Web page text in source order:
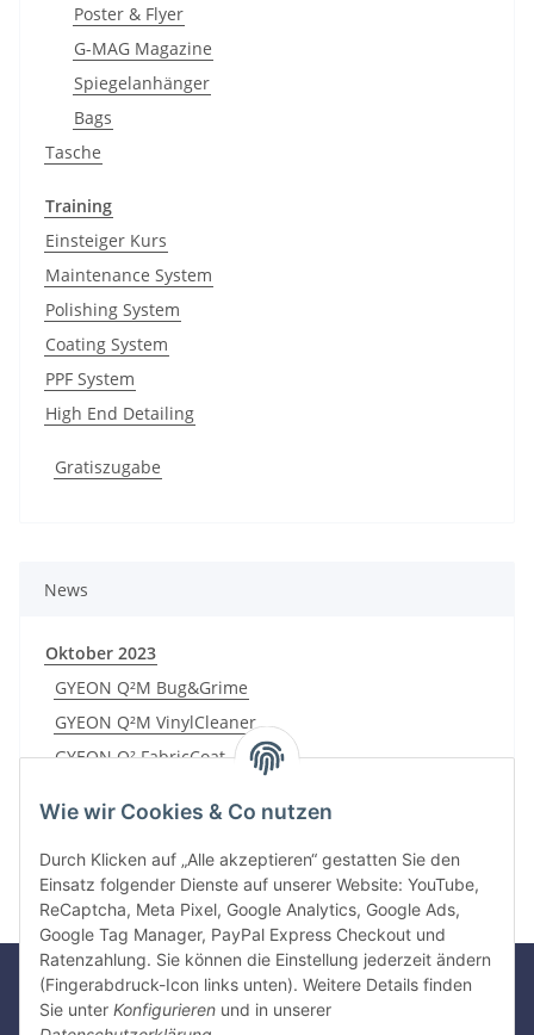
Wie wir Cookies & Co nutzen
Durch Klicken auf „Alle akzeptieren“ gestatten Sie den
Einsatz folgender Dienste auf unserer Website: YouTube,
ReCaptcha, Meta Pixel, Google Analytics, Google Ads,
Google Tag Manager, PayPal Express Checkout und
Ratenzahlung. Sie können die Einstellung jederzeit ändern
(Fingerabdruck-Icon links unten). Weitere Details finden
Sie unter Konfigurieren und in unserer
Poster & Flyer
G-MAG Magazine
Spiegelanhänger
Bags
Tasche
Training
Einsteiger Kurs
Maintenance System
Polishing System
Coating System
PPF System
High End Detailing
Gratiszugabe
News
Oktober 2023
GYEON Q²M Bug&Grime
GYEON Q²M VinylCleaner
GYEON Q² FabricCoat